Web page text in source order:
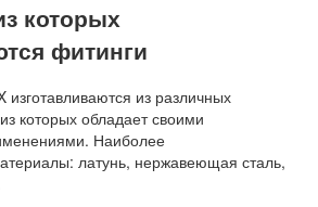
которых
фитинги
изготавливаются из различных
которых обладает своими
Наиболее
латунь, нержавеющая сталь,